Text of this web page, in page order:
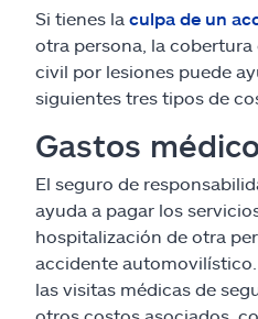
Si tienes la culpa de un
otra persona, la
civil por lesiones puede
siguientes tres tipos de
Gastos
El seguro de
ayuda a pagar los
hospitalización de otra
accidente
las visitas médicas de